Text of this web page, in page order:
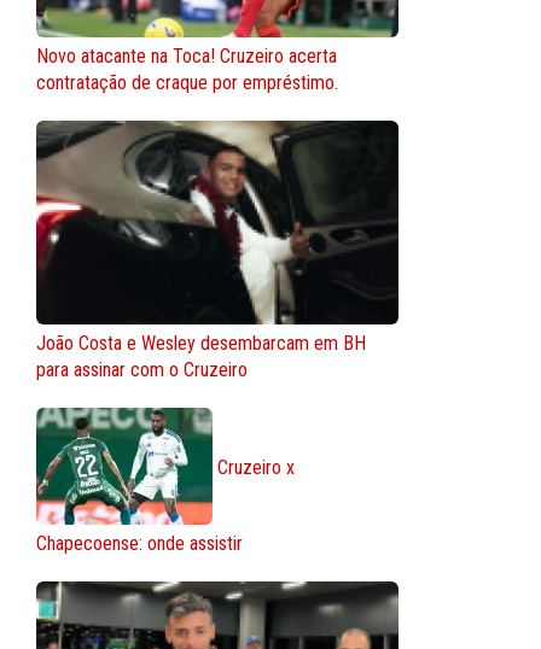
Novo atacante na Toca! Cruzeiro acerta
contratação de craque por empréstimo.
João Costa e Wesley desembarcam em BH
para assinar com o Cruzeiro
Cruzeiro x
Chapecoense: onde assistir